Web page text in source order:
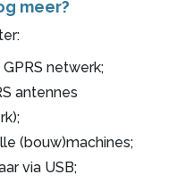
meer?
netwerk;
antennes
(bouw)machines;
via USB;